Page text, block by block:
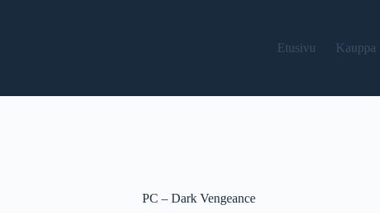
Etusivu
Kauppa
PC – Dark Vengeance